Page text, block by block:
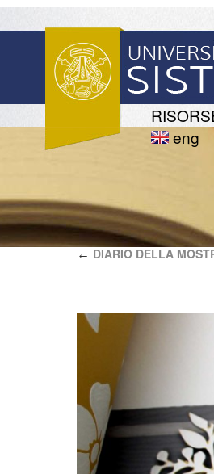
eng
← DIARIO DELLA